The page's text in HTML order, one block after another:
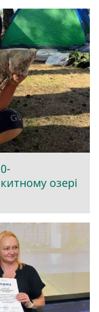
озері